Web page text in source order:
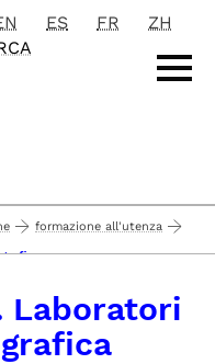
ES FR
ZH
formazione all'utenza
Laboratori